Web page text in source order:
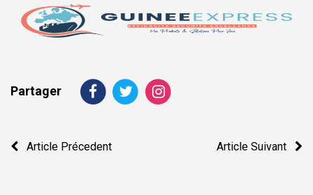
Partager
Navigation
Article Précedent Article Suivant